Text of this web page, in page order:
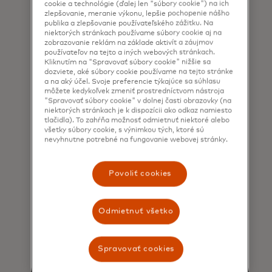
Cameron (10 rokov)
Kids4Techᵀᴹ participant
cookie a technológie (ďalej len "súbory cookie") na ich
zlepšovanie, meranie výkonu, lepšie pochopenie nášho
publika a zlepšovanie používateľského zážitku. Na
niektorých stránkach používame súbory cookie aj na
zobrazovanie reklám na základe aktivít a záujmov
používateľov na tejto a iných webových stránkach.
Kliknutím na "Spravovať súbory cookie" nižšie sa
dozviete, aké súbory cookie používame na tejto stránke
a na aký účel. Svoje preferencie týkajúce sa súhlasu
môžete kedykoľvek zmeniť prostredníctvom nástroja
"Spravovať súbory cookie" v dolnej časti obrazovky (na
niektorých stránkach je k dispozícii ako odkaz namiesto
tlačidla). To zahŕňa možnosť odmietnuť niektoré alebo
všetky súbory cookie, s výnimkou tých, ktoré sú
nevyhnutne potrebné na fungovanie webovej stránky.
Povoliť cookies
Odmietnuť všetko
Spravovať cookies